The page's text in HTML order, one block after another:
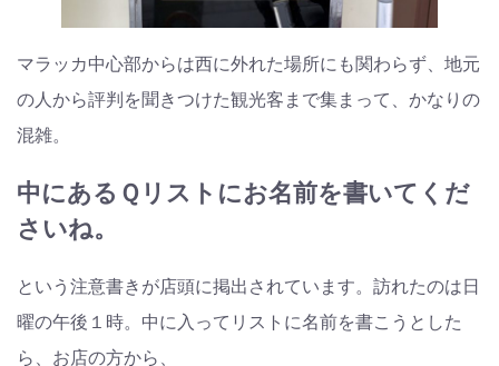
マラッカ中心部からは西に外れた場所にも関わらず、地元
の人から評判を聞きつけた観光客まで集まって、かなりの
混雑。
中にあるＱリストにお名前を書いてくだ
さいね。
という注意書きが店頭に掲出されています。訪れたのは日
曜の午後１時。中に入ってリストに名前を書こうとした
ら、お店の方から、